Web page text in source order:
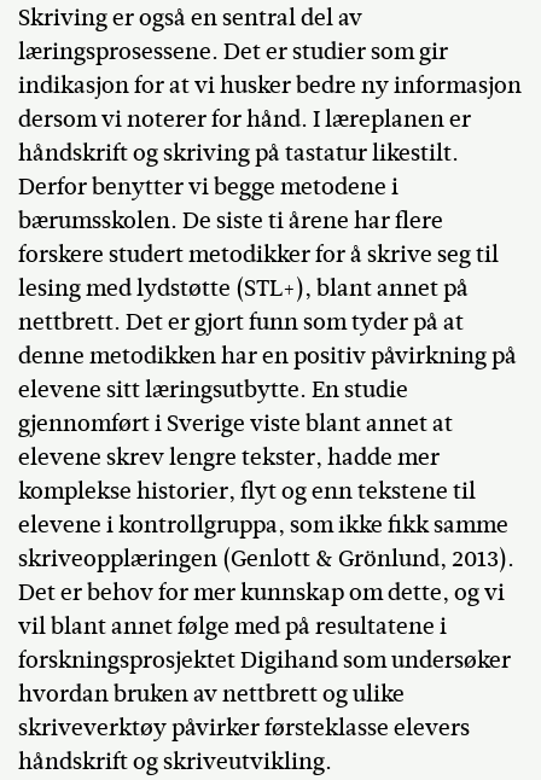
Skriving er også en sentral del av
læringsprosessene. Det er studier som gir
indikasjon for at vi husker bedre ny informasjon
dersom vi noterer for hånd. I læreplanen er
håndskrift og skriving på tastatur likestilt.
Derfor benytter vi begge metodene i
bærumsskolen. De siste ti årene har flere
forskere studert metodikker for å skrive seg til
lesing med lydstøtte (STL+), blant annet på
nettbrett. Det er gjort funn som tyder på at
denne metodikken har en positiv påvirkning på
elevene sitt læringsutbytte. En studie
gjennomført i Sverige viste blant annet at
elevene skrev lengre tekster, hadde mer
komplekse historier, flyt og enn tekstene til
elevene i kontrollgruppa, som ikke fikk samme
skriveopplæringen (Genlott & Grönlund, 2013).
Det er behov for mer kunnskap om dette, og vi
vil blant annet følge med på resultatene i
forskningsprosjektet Digihand som undersøker
hvordan bruken av nettbrett og ulike
skriveverktøy påvirker førsteklasse elevers
håndskrift og skriveutvikling.